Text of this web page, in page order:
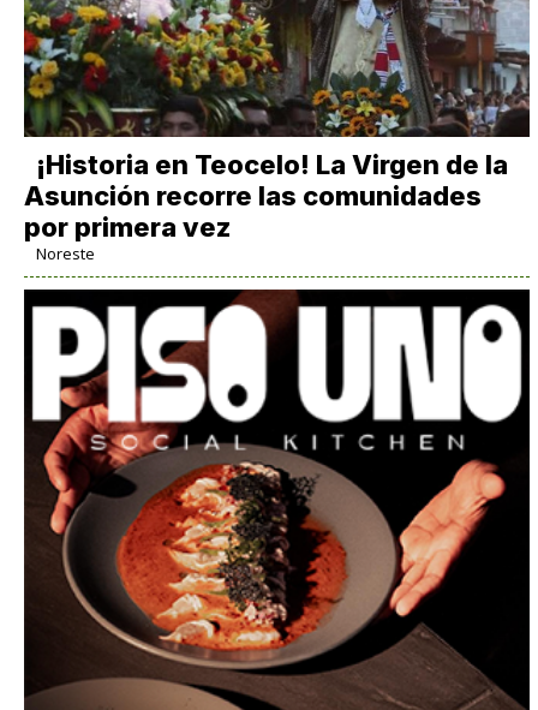
​¡Historia en Teocelo! La Virgen de la
Asunción recorre las comunidades
por primera vez
Noreste